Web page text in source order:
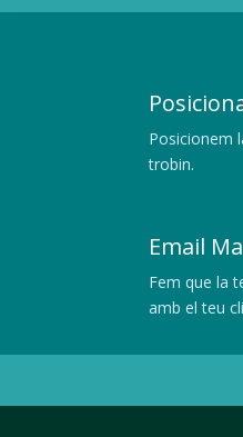
Posicionem
trobin.
Email
Fem que la
amb el teu